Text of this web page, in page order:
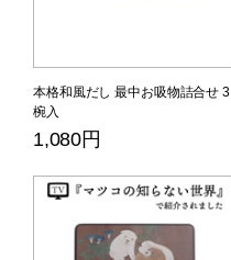
本格和風だし 最中お吸物詰合せ 3
椀入
1,080円